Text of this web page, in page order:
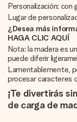
Personalización:
Lugar de
¿Desea más
HAGA CLIC AQUÍ
Nota: la madera es
puede diferir
Lamentablemente,
procesar caracteres
¡Te divertirás
de carga de